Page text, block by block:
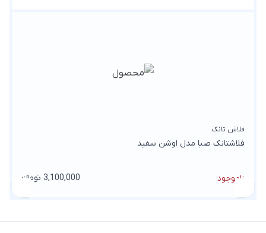
فلاش تانک
فلاشتانک صبا مدل اوشن سفید
ناموجود 3,100,000 تومانء